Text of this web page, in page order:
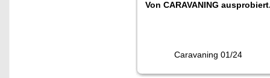
Von CARAVANING
Caravaning 01/24